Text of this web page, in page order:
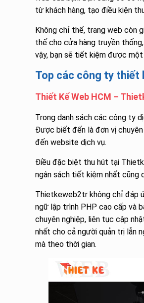
từ khách hàng, tạo điều kiện
Không chỉ thế, trang web còn
thế cho cửa hàng truyền
vậy, bạn sẽ tiết kiệm được một
Top các công ty thiết
Thiết Kế Web HCM –
Trong danh sách các công ty
Được biết đến là đơn vị
đến website dịch vụ.
Điều đặc biệt thu hút tại
ngân sách tiết kiệm nhất cũng
Thietkeweb2tr không chỉ đáp
ngữ lập trình PHP cao cấp và
chuyên nghiệp, liên tục cập
nhất cho cả người quản trị lẫn
mà theo thời gian.